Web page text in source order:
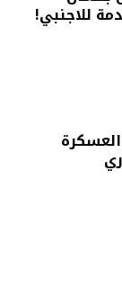
للاجنبي!